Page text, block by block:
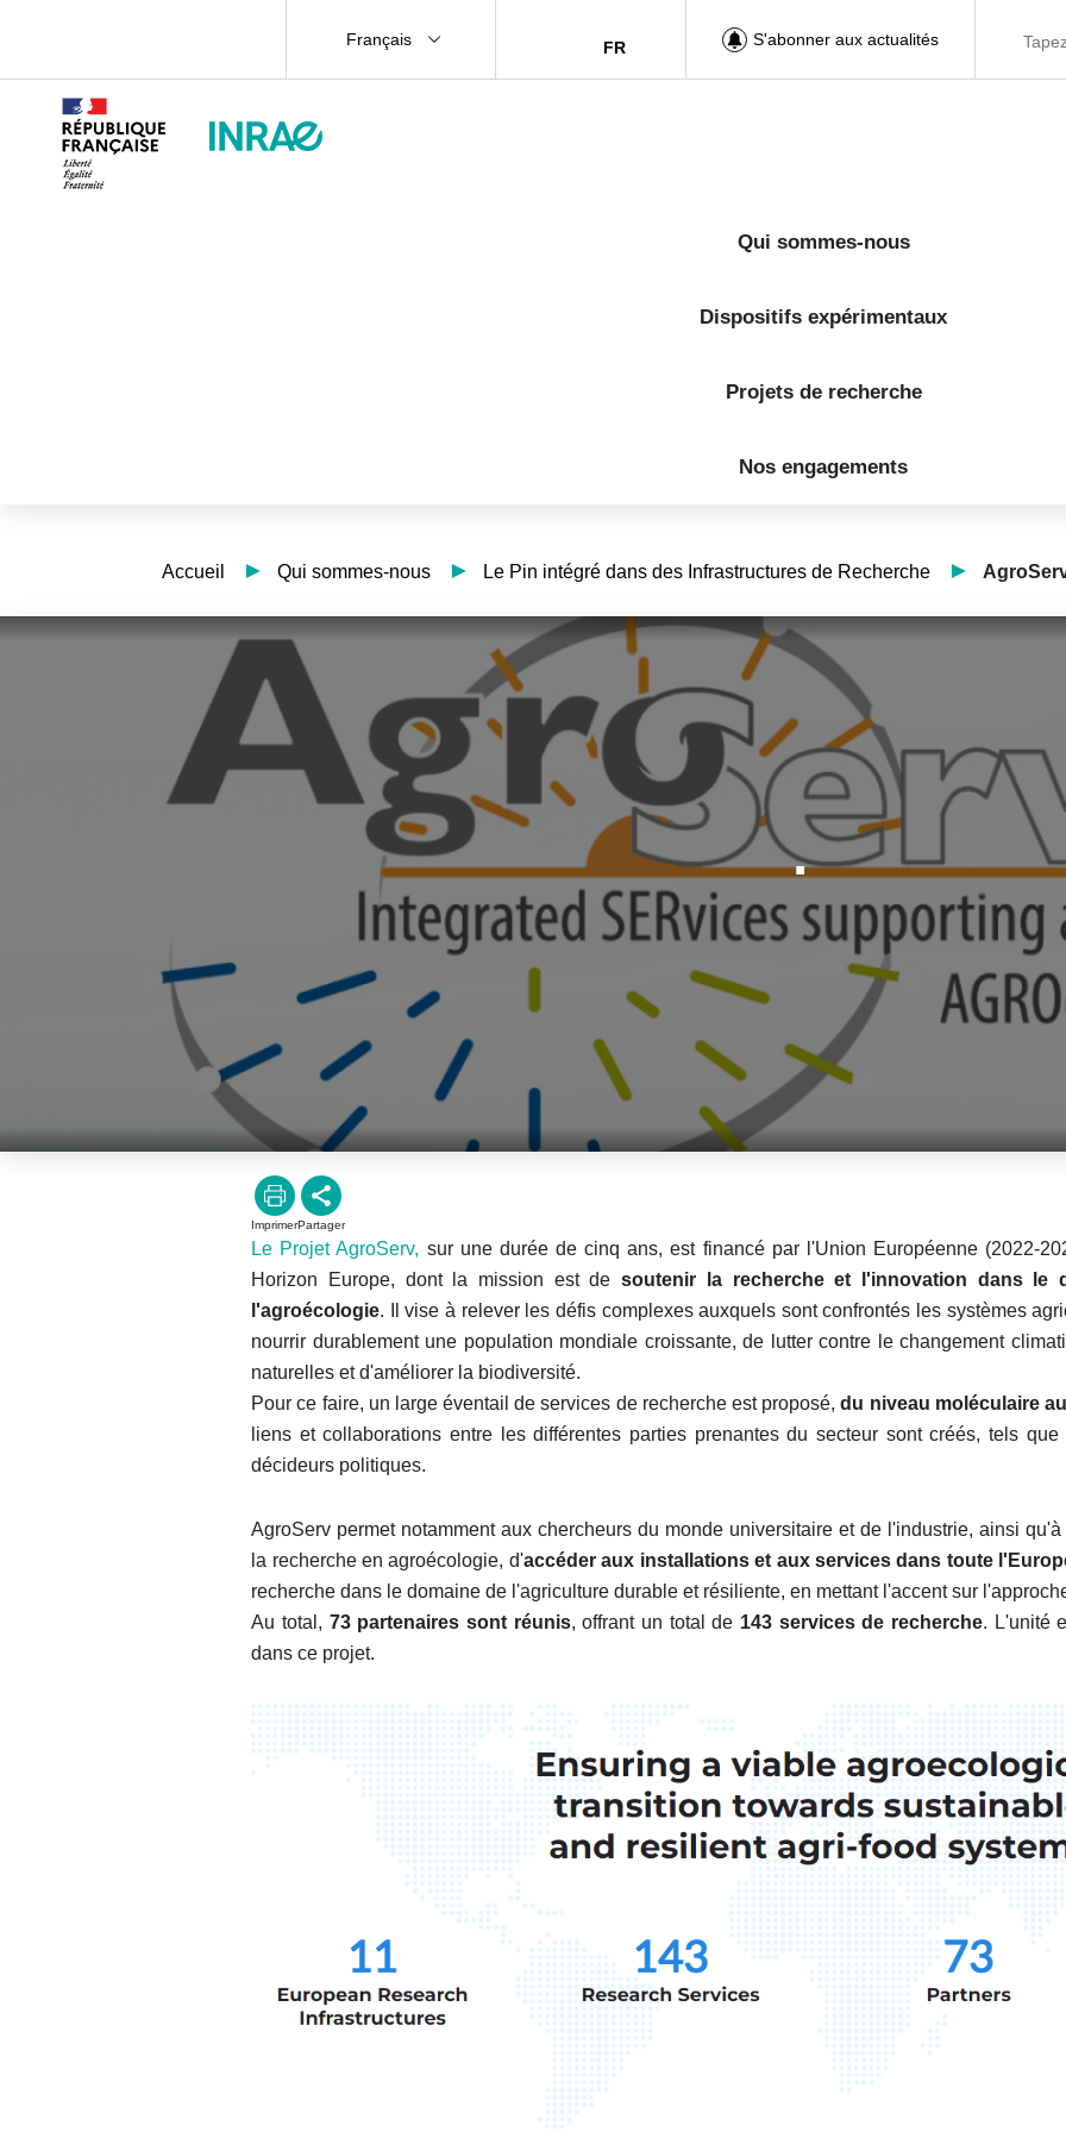
Français FR S'abonner aux actualités
Qui sommes-nous
Dispositifs expérimentaux
Projets de recherche
Nos engagements
Accueil Qui sommes-nous Le Pin intégré dans des Infrastructures de Recherche
.
ImprimerPartager
Le Projet AgroServ, sur une durée de cinq ans, est financé par l'Union Européenne (2022-
Horizon Europe, dont la mission est desoutenir la recherche et l'innovation dans le
l'agroécologie. Il vise à relever les défis complexes auxquels sont confrontés les systèmes
nourrir durablement une population mondiale croissante, de lutter contre le changement
naturelles et d'améliorer la biodiversité.
Pour ce faire, un large éventail de services de recherche est proposé,du niveau moléculaire
liens et collaborations entre les différentes parties prenantes du secteur sont créés, tels
décideurs politiques.
AgroServ permet notamment aux chercheurs du monde universitaire et de l'industrie, ainsi
la recherche en agroécologie, d'accéder aux installations et aux services dans toute
recherche dans le domaine de l'agriculture durable et résiliente, en mettant l'accent sur
Au total, 73 partenaires sont réunis, offrant un total de 143 services de recherche. L'unité
dans ce projet.